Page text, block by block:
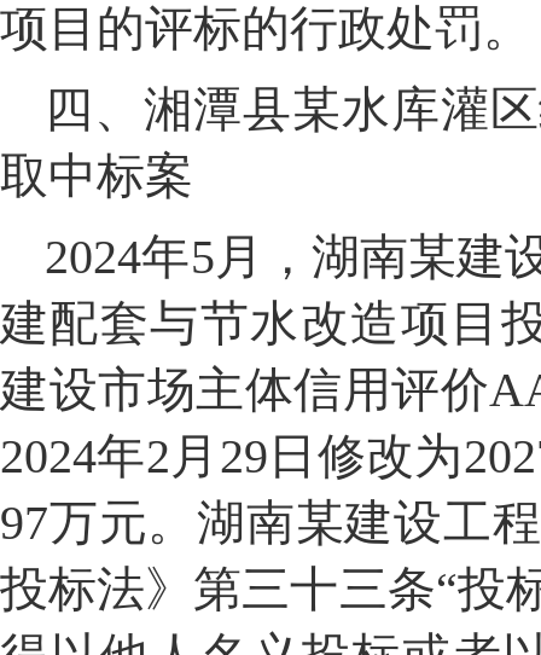
项目的评标的行政处罚。
四、湘潭县某水库灌
取中标案
2024年5月，湖南某建
建配套与节水改造项目
建设市场主体信用评价
2024年2月 29 日修改为
97万元。湖南某建设工
投标法》第三十三条“投